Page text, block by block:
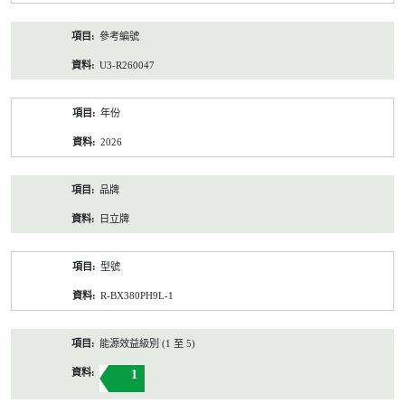
參考編號
U3-R260047
年份
2026
品牌
日立牌
型號
R-BX380PH9L-1
能源效益級別 (1 至 5)
1